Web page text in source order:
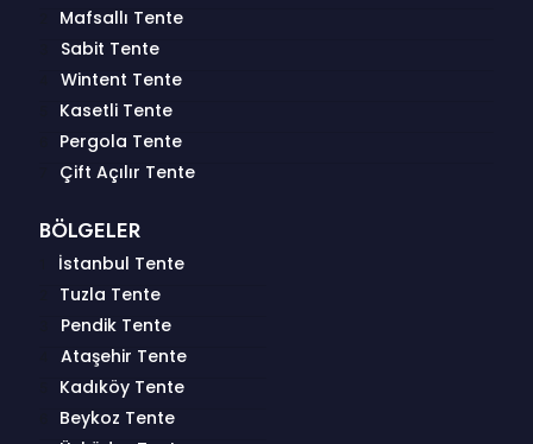
Mafsallı Tente
Sabit Tente
Wintent Tente
Kasetli Tente
Pergola Tente
Çift Açılır Tente
BÖLGELER
İstanbul Tente
Tuzla Tente
Pendik Tente
Ataşehir Tente
Kadıköy Tente
Beykoz Tente